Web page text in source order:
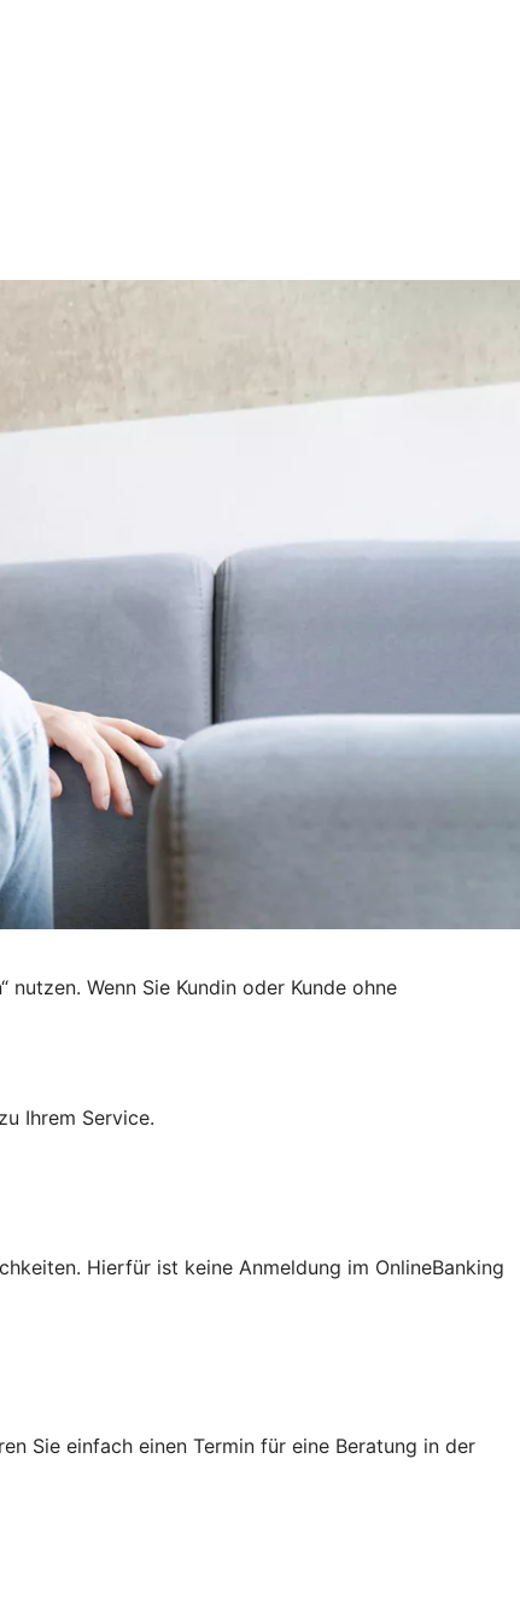
Wenn Sie Kundin oder Kunde ohne
Ihrem Service.
Hierfür ist keine Anmeldung im OnlineBanking
Sie einfach einen Termin für eine Beratung in der